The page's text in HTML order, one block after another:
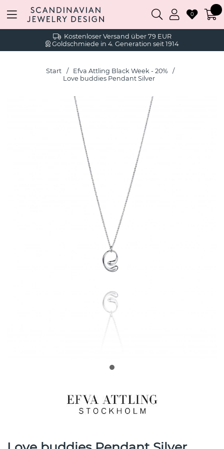
Kostenloser Versand über 79 EUR
Goldschmiede in 4. Generation seit 1914
0
Start
Efva Attling Black Week - 20%
Love buddies Pendant Silver